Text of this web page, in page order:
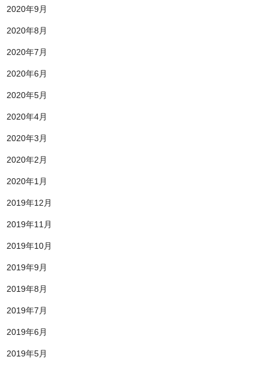
2020年9月
2020年8月
2020年7月
2020年6月
2020年5月
2020年4月
2020年3月
2020年2月
2020年1月
2019年12月
2019年11月
2019年10月
2019年9月
2019年8月
2019年7月
2019年6月
2019年5月